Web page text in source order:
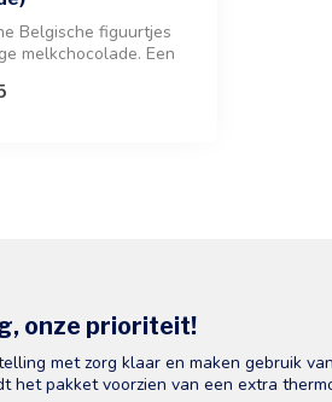
Belgische figuurtjes
melkchocolade. Een
onze prioriteit!
met zorg klaar en maken gebruik
het pakket voorzien van een extra